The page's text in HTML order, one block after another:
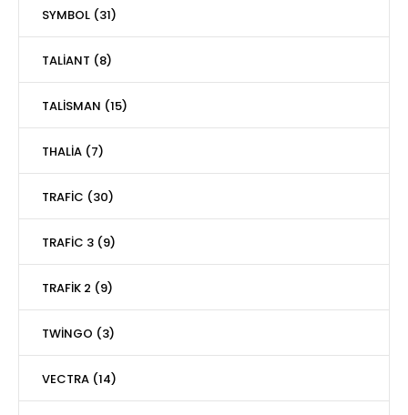
SYMBOL (31)
TALİANT (8)
TALİSMAN (15)
THALİA (7)
TRAFİC (30)
TRAFİC 3 (9)
TRAFİK 2 (9)
TWİNGO (3)
VECTRA (14)